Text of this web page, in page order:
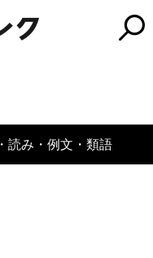
読み・例文・類語